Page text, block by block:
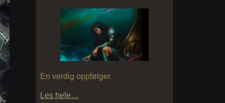
En verdig oppfølger.
Les hele…